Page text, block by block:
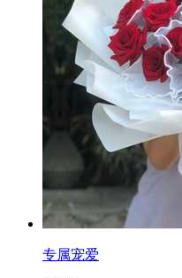
专属宠爱